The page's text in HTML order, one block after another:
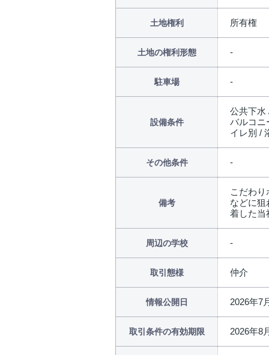
土地権利 所有権
土地の権利形態
駐車場
設備条件
公共下水
バルコニ
イレ別 /
その他条件
備考
こだわ
などに狙
着した当
周辺の学校
取引態様 仲介
情報公開日 2026年7
取引条件の有効期限 2026年8